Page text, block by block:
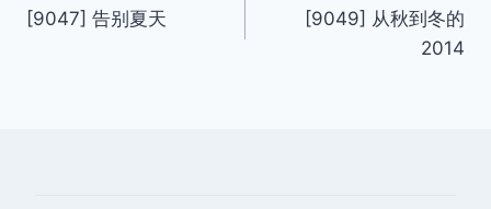
章
[9047] 告别夏天
[9049] 从秋到冬的
2014